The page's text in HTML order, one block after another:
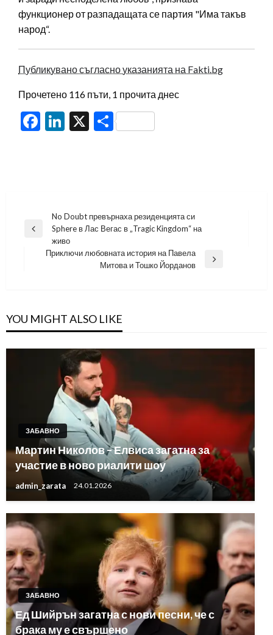
функционер от разпадащата се партия "Има такъв
народ“.
Публикувано съгласно указанията на Fakti.bg
Прочетено 116 пъти, 1 прочита днес
Facebook
LinkedIn
X Share
Навигация
Previous
No Doubt превърнаха резиденцията си
Sphere в Лас Вегас в „Tragic Kingdom“ на
живо
Приключи любовната история на Павела
Митова и Тошко Йорданов
YOU MIGHT ALSO LIKE
ЗАБАВНО
Мартин Николов – Елвиса загатна за
участие в ново риалити шоу
admin_zarata 24.01.2026
ЗАБАВНО
Ед Шийрън загатна с нови песни, че с
брака му е свършено